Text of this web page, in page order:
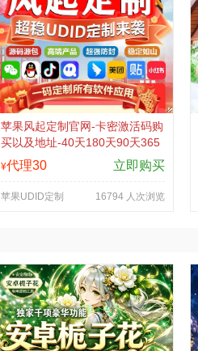
苹果风起定制官网-卡密激活码购
买以及地址-40天180天90天365
天质保授权-不退换
¥代理30 立即购买
苹果UDID定制 16794 人次浏览